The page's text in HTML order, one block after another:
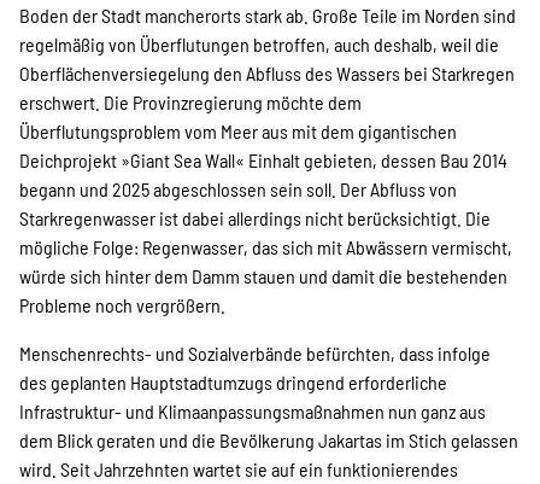
Boden der Stadt mancherorts stark ab. Große Teile im Norden sind
regelmäßig von Überflutungen betroffen, auch deshalb, weil die
Oberflächenversiegelung den Abfluss des Wassers bei Starkregen
erschwert. Die Provinzregierung möchte dem
Überflutungsproblem vom Meer aus mit dem gigantischen
Deichprojekt »Giant Sea Wall« Einhalt gebieten, dessen Bau 2014
begann und 2025 abgeschlossen sein soll. Der Abfluss von
Starkregenwasser ist dabei allerdings nicht berücksichtigt. Die
mögliche Folge: Regenwasser, das sich mit Abwässern vermischt,
würde sich hinter dem Damm stauen und damit die bestehenden
Probleme noch vergrößern.
Menschenrechts- und Sozialverbände befürchten, dass infolge
des geplanten Hauptstadtumzugs dringend erforderliche
Infrastruktur- und Klimaanpassungsmaßnahmen nun ganz aus
dem Blick geraten und die Bevölkerung Jakartas im Stich gelassen
wird. Seit Jahrzehnten wartet sie auf ein funktionierendes